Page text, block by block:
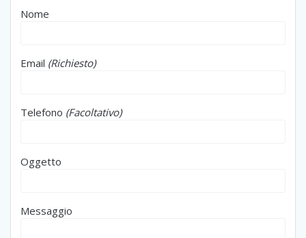
Nome
Email (Richiesto)
Telefono (Facoltativo)
Oggetto
Messaggio